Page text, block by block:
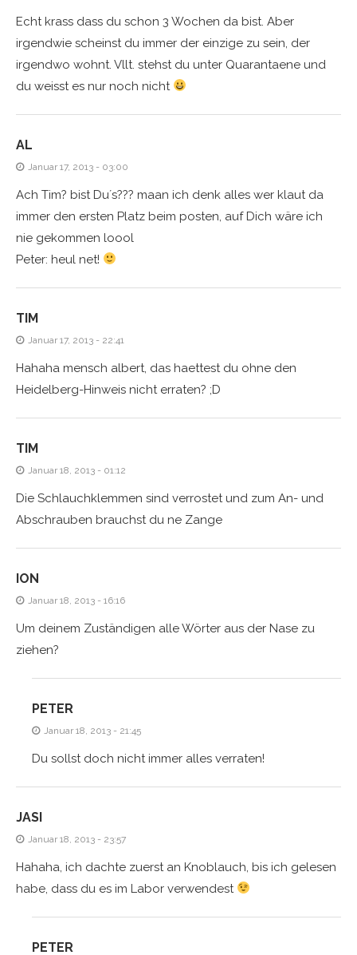
Echt krass dass du schon 3 Wochen da bist. Aber
irgendwie scheinst du immer der einzige zu sein, der
irgendwo wohnt. Vllt. stehst du unter Quarantaene und
du weisst es nur noch nicht
AL
Januar 17, 2013 - 03:00
Ach Tim? bist Du´s??? maan ich denk alles wer klaut da
immer den ersten Platz beim posten, auf Dich wäre ich
nie gekommen loool
Peter: heul net!
TIM
Januar 17, 2013 - 22:41
Hahaha mensch albert, das haettest du ohne den
Heidelberg-Hinweis nicht erraten? ;D
TIM
Januar 18, 2013 - 01:12
Die Schlauchklemmen sind verrostet und zum An- und
Abschrauben brauchst du ne Zange
ION
Januar 18, 2013 - 16:16
Um deinem Zuständigen alle Wörter aus der Nase zu
ziehen?
PETER
Januar 18, 2013 - 21:45
Du sollst doch nicht immer alles verraten!
JASI
Januar 18, 2013 - 23:57
Hahaha, ich dachte zuerst an Knoblauch, bis ich gelesen
habe, dass du es im Labor verwendest
PETER